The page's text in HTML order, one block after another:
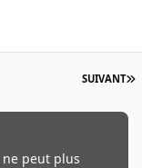
SUIVANT
ne peut plus